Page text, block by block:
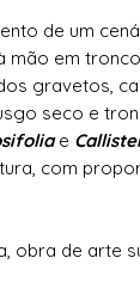
de um
mão em
gravetos,
seco e
e
com
obra de arte